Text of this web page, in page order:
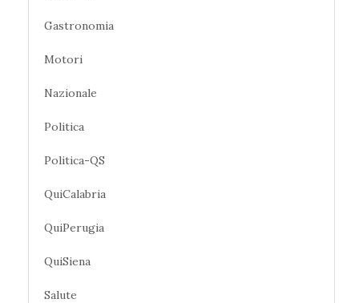
Gastronomia
Motori
Nazionale
Politica
Politica-QS
QuiCalabria
QuiPerugia
QuiSiena
Salute